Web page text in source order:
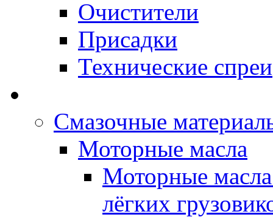
Очистители
Присадки
Технические спреи
Смазочные
Моторные масла
Моторные
лёгких